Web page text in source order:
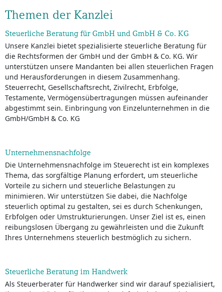
Themen der Kanzlei
Steuerliche Beratung für GmbH und GmbH & Co. KG
Unsere Kanzlei bietet spezialisierte steuerliche Beratung für
die Rechtsformen der GmbH und der GmbH & Co. KG. Wir
unterstützen unsere Mandanten bei allen steuerlichen Fragen
und Herausforderungen in diesem Zusammenhang.
Steuerrecht, Gesellschaftsrecht, Zivilrecht, Erbfolge,
Testamente, Vermögensübertragungen müssen aufeinander
abgestimmt sein. Einbringung von Einzelunternehmen in die
GmbH/GmbH & Co. KG
Unternehmensnachfolge
Die Unternehmensnachfolge im Steuerecht ist ein komplexes
Thema, das sorgfältige Planung erfordert, um steuerliche
Vorteile zu sichern und steuerliche Belastungen zu
minimieren. Wir unterstützen Sie dabei, die Nachfolge
steuerlich optimal zu gestalten, sei es durch Schenkungen,
Erbfolgen oder Umstrukturierungen. Unser Ziel ist es, einen
reibungslosen Übergang zu gewährleisten und die Zukunft
Ihres Unternehmens steuerlich bestmöglich zu sichern.
Steuerliche Beratung im Handwerk
Als Steuerberater für Handwerker sind wir darauf spezialisiert,